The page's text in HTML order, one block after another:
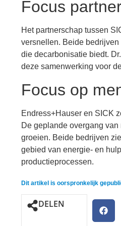
Focus
Het partnerschap tussen
versnellen. Beide
die decarbonisatie biedt.
deze samenwerking voor
Focus op
Endress+Hauser en SICK
De geplande overgang
groeien. Beide bedrijven
gebied van energie- en
productieprocessen.
Dit artikel is oorspronkelijk
DELEN